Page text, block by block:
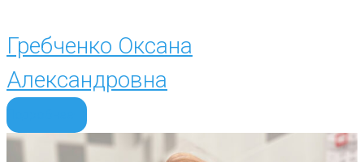
Гребченко Оксана
Александровна